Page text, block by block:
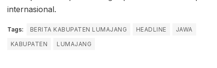
internasional.
Tags: BERITA KABUPATEN LUMAJANG HEADLINE
JAWA
KABUPATEN
LUMAJANG